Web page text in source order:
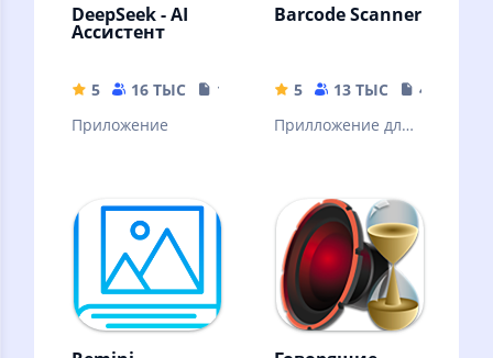
DeepSeek - AI
Ассистент
5 16 ТЫС
16.44 MB
Приложение
Barcode Scanner
5 13 ТЫС
4.04 MB
Прилложение для